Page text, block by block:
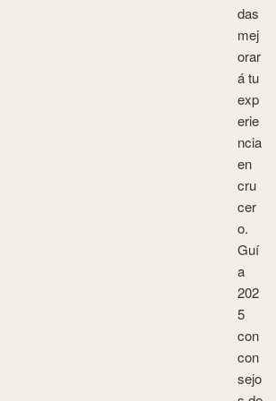
das
mej
orar
á tu
exp
erie
ncia
en
cru
cer
o.
Guí
a
202
5
con
con
sejo